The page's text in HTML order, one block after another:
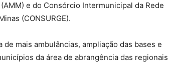
e do Consórcio Intermunicipal da Rede
(CONSURGE).
mais ambulâncias, ampliação das bases e
da área de abrangência das regionais